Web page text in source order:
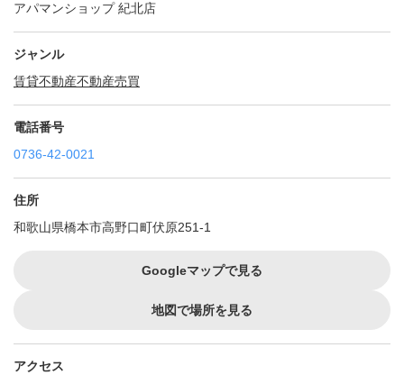
アパマンショップ 紀北店
ジャンル
賃貸不動産不動産売買
電話番号
0736-42-0021
住所
和歌山県橋本市高野口町伏原251-1
Googleマップで見る
地図で場所を見る
アクセス